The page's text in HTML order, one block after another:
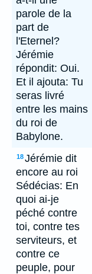
parole de la
part de
l'Eternel?
Jérémie
répondit: Oui.
Et il ajouta: Tu
seras livré
entre les mains
du roi de
Babylone.
18Jérémie dit
encore au roi
Sédécias: En
quoi ai-je
péché contre
toi, contre tes
serviteurs, et
contre ce
peuple, pour